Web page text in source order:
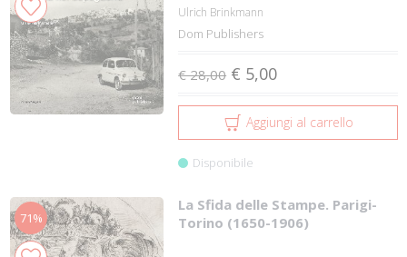
Ulrich Brinkmann
Dom Publishers
€ 28,00 € 5,00
Aggiungi al carrello
Disponibile
71%
La Sfida delle Stampe. Parigi-
Torino (1650-1906)